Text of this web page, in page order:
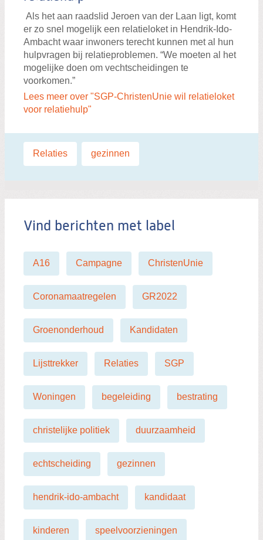
Als het aan raadslid Jeroen van der Laan ligt, komt
er zo snel mogelijk een relatieloket in Hendrik-Ido-
Ambacht waar inwoners terecht kunnen met al hun
hulpvragen bij relatieproblemen. “We moeten al het
mogelijke doen om vechtscheidingen te
voorkomen.”
Lees meer over "SGP-ChristenUnie wil relatieloket
voor relatiehulp"
Labels:
Relaties gezinnen
Vind berichten met label
A16 Campagne ChristenUnie
Coronamaatregelen GR2022
Groenonderhoud Kandidaten
Lijsttrekker Relaties SGP
Woningen begeleiding bestrating
christelijke politiek duurzaamheid
echtscheiding gezinnen
hendrik-ido-ambacht kandidaat
kinderen speelvoorzieningen